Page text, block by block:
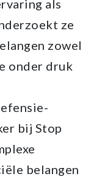
als
ze
zowel
onder druk
bij Stop
belangen